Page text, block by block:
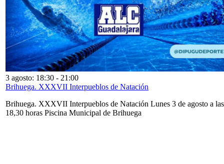
3 agosto: 18:30 - 21:00
Brihuega. XXXVII Interpueblos de Natación
Brihuega. XXXVII Interpueblos de Natación Lunes 3 de agosto a las
18,30 horas Piscina Municipal de Brihuega